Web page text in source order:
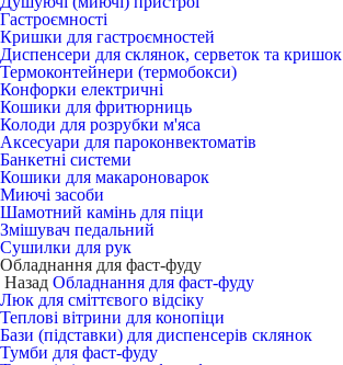
Гастроємності
Кришки для гастроємностей
Диспенсери для склянок, серветок та кришок
Термоконтейнери (термобокси)
Конфорки електричні
Кошики для фритюрниць
Колоди для розрубки м'яса
Аксесуари для пароконвектоматів
Банкетні системи
Кошики для макароноварок
Миючі засоби
Шамотний камінь для піци
Змішувач педальний
Сушилки для рук
Обладнання для фаст-фуду
Назад Обладнання для фаст-фуду
Люк для сміттєвого відсіку
Теплові вітрини для конопіци
Бази (підставки) для диспенсерів склянок
Тумби для фаст-фуду